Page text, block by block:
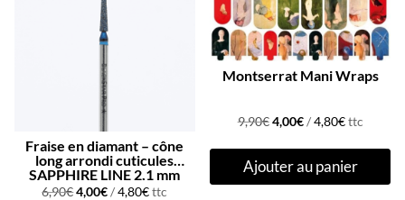
Fraise en diamant – cône
long arrondi cuticules
SAPPHIRE LINE 2,1 mm
6,90€Le
4,00€Le
/4,80€ttc
Montserrat Mani Wraps
9,90€Le
initial
4,00€Le
actuel
/4,80€ttc
Ajouter au panier